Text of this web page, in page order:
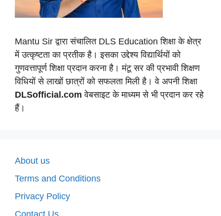
Mantu Sir द्वारा संचालित DLS Education शिक्षा के क्षेत्र
में उत्कृष्टता का प्रतीक है। इसका उद्देश्य विद्यार्थियों को
गुणवत्तापूर्ण शिक्षा प्रदान करना है। मंटू सर की प्रभावी शिक्षण
विधियों से लाखों छात्रों को सफलता मिली है। वे अपनी शिक्षा
DLSofficial.com वेबसाइट के माध्यम से भी प्रदान कर रहे
हैं।
About us
Terms and Conditions
Privacy Policy
Contact Us